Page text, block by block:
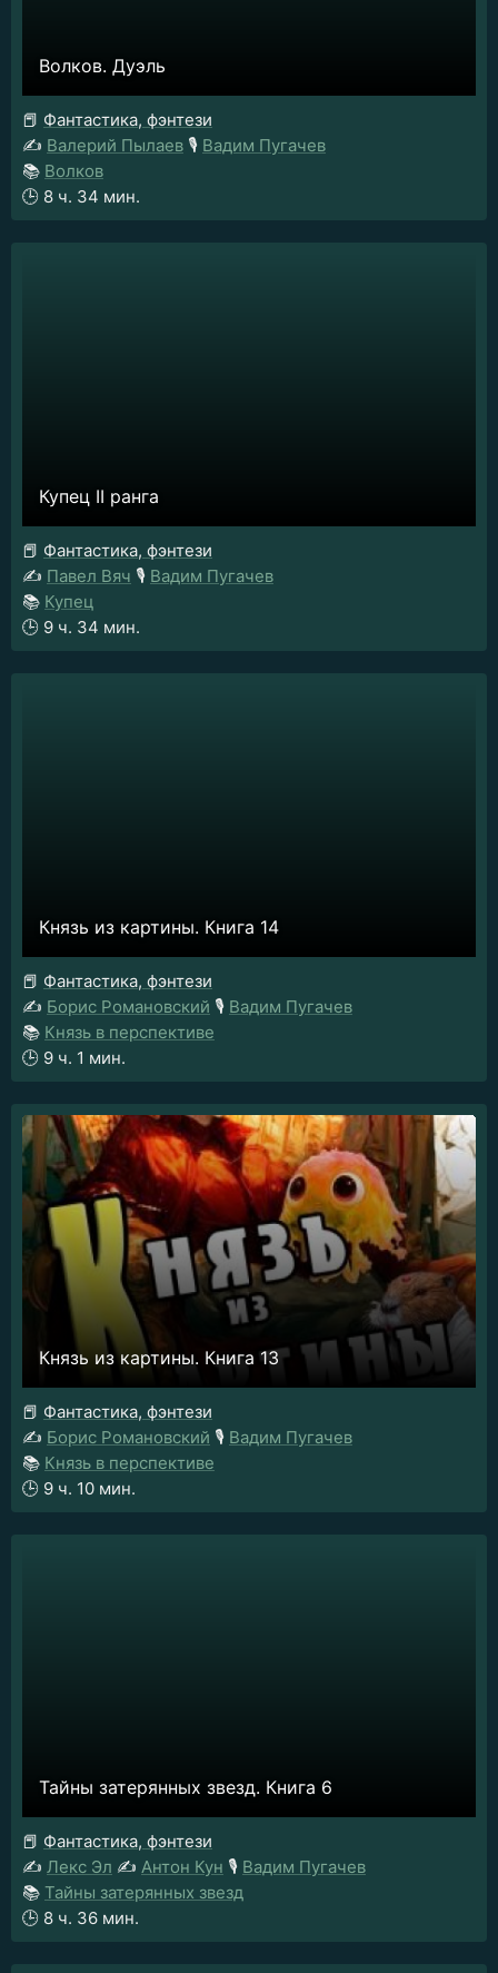
Волков. Дуэль
📕 Фантастика, фэнтези
✍️ Валерий Пылаев 🎙️ Вадим Пугачев
📚 Волков
🕒 8 ч. 34 мин.
Купец II ранга
📕 Фантастика, фэнтези
✍️ Павел Вяч 🎙️ Вадим Пугачев
📚 Купец
🕒 9 ч. 34 мин.
Князь из картины. Книга 14
📕 Фантастика, фэнтези
✍️ Борис Романовский 🎙️ Вадим Пугачев
📚 Князь в перспективе
🕒 9 ч. 1 мин.
Князь из картины. Книга 13
📕 Фантастика, фэнтези
✍️ Борис Романовский 🎙️ Вадим Пугачев
📚 Князь в перспективе
🕒 9 ч. 10 мин.
Тайны затерянных звезд. Книга 6
📕 Фантастика, фэнтези
✍️ Лекс Эл ✍️ Антон Кун 🎙️ Вадим Пугачев
📚 Тайны затерянных звезд
🕒 8 ч. 36 мин.